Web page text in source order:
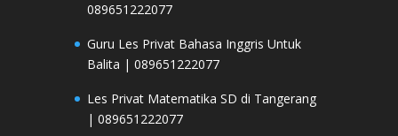
089651222077
Guru Les Privat Bahasa Inggris Untuk
Balita | 089651222077
Les Privat Matematika SD di Tangerang
| 089651222077